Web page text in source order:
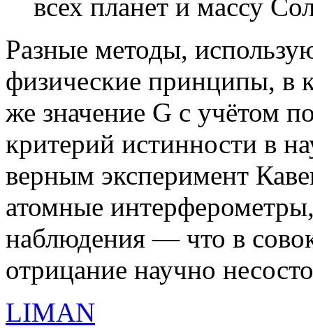
всех планет и массу
Разные методы,
физические принципы, в
же значение G с учётом
критерий истинности в
верным эксперимент
атомные
наблюдения — что в
отрицание научно
LIMAN